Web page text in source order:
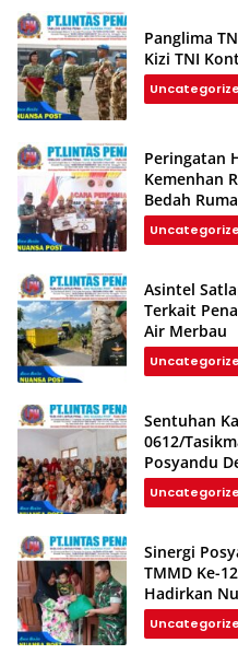
Panglima
Kizi TNI
Peringatan
Kemenhan
Bedah
Asintel
Terkait
Air Merbau
Sentuhan
0612/
Posyandu
Sinergi
TMMD Ke-
Hadirkan